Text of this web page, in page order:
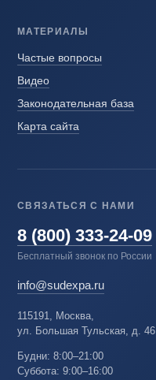
МАТЕРИАЛЫ
Частые вопросы
Видео
Законодательная база
Карта сайта
СВЯЗАТЬСЯ С НАМИ
8 (800) 333-24-09
Бесплатный звонок по России
info@sudexpa.ru
115191, Москва,
ул. Большая Тульская, д. 46
Будни: 8:00–21:00
Суббота: 9:00–16:00